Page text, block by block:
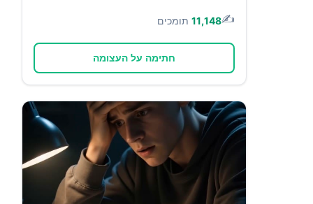
✍️
11,148 תומכים
חתימה על העצומה